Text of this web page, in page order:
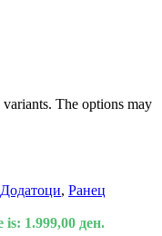
The options may
Додатоци, Ранец
1.999,00 ден.